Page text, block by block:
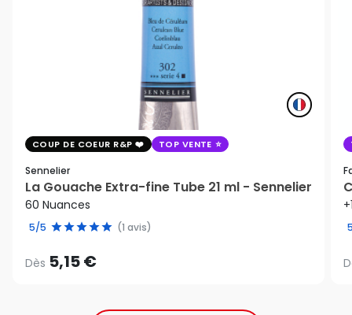
COUP DE COEUR R&P TOP VENTE
Sennelier
La Gouache Extra-fine Tube 21 ml - Sennelier
60 Nuances
5/5 (1 avis)
Dès 5,15 €